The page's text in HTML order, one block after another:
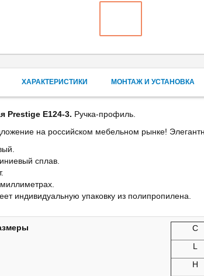
ХАРАКТЕРИСТИКИ МОНТАЖ И УСТАНОВКА
Prestige Е124-3. Ручка-профиль.
на российском мебельном рынке!
сплав.
индивидуальную упаковку из полипропилена.
C
L
H